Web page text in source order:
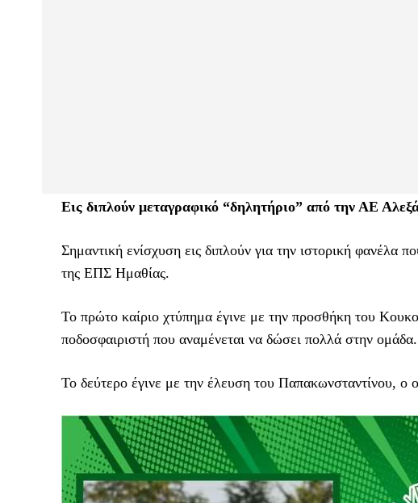
Εις διπλούν μεταγραφικό “δηλητήριο” από την ΑΕ
Σημαντική ενίσχυση εις διπλούν για την ιστορική φανέλα
της ΕΠΣ Ημαθίας.
Το πρώτο καίριο χτύπημα έγινε με την προσθήκη του
ποδοσφαιριστή που αναμένεται να δώσει πολλά στην ομάδα.
Το δεύτερο έγινε με την έλευση του Παπακωνσταντίνου,